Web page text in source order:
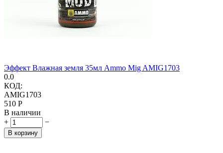
Эффект Влажная земля 35мл Ammo Mig AMIG1703
0.0
КОД:
AMIG1703
‍510‍ Р
В наличии
+
−
В корзину